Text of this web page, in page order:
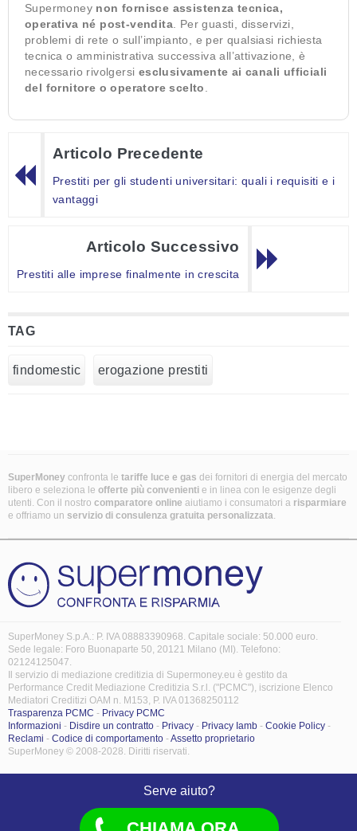
Supermoney non fornisce assistenza tecnica,
operativa né post-vendita . Per guasti, disservizi,
problemi di rete o sull’impianto, e per qualsiasi richiesta
tecnica o amministrativa successiva all’attivazione, è
necessario rivolgersi esclusivamente ai canali ufficiali
del fornitore o operatore scelto
Articolo Precedente
Prestiti per gli studenti universitari: quali i requisiti e i
vantaggi
Articolo Successivo
Prestiti alle imprese finalmente in crescita
TAG
findomestic erogazione prestiti
SuperMoney confronta le tariffe luce e gas dei fornitori di energia del mercato
libero e seleziona le offerte più convenienti e in linea con le esigenze degli
utenti. Con il nostro comparatore online aiutiamo i consumatori a risparmiare
e offriamo un servizio di consulenza gratuita personalizzata.
SuperMoney S.p.A.: P. IVA 08883390968. Capitale sociale: 50.000 euro.
Sede legale: Foro Buonaparte 50, 20121 Milano (MI). Telefono:
02124125047.
Il servizio di mediazione creditizia di Supermoney.eu è gestito da
Performance Credit Mediazione Creditizia S.r.l. ("PCMC"), iscrizione Elenco
Mediatori Creditizi OAM n. M153, P. IVA 01368250112
Trasparenza PCMC - Privacy PCMC
Informazioni - Disdire un contratto - Privacy - Privacy Iamb - Cookie Policy -
Reclami - Codice di comportamento -Assetto proprietario
SuperMoney © 2008-2028. Diritti riservati.
Serve aiuto?